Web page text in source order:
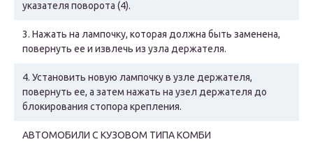
указателя поворота (4).
3. Нажать на лампочку, которая должна быть заменена,
повернуть ее и извлечь из узла держателя.
4. Установить новую лампочку в узле держателя,
повернуть ее, а затем нажать на узел держателя до
блокирования стопора крепления.
АВТОМОБИЛИ С КУЗОВОМ ТИПА КОМБИ